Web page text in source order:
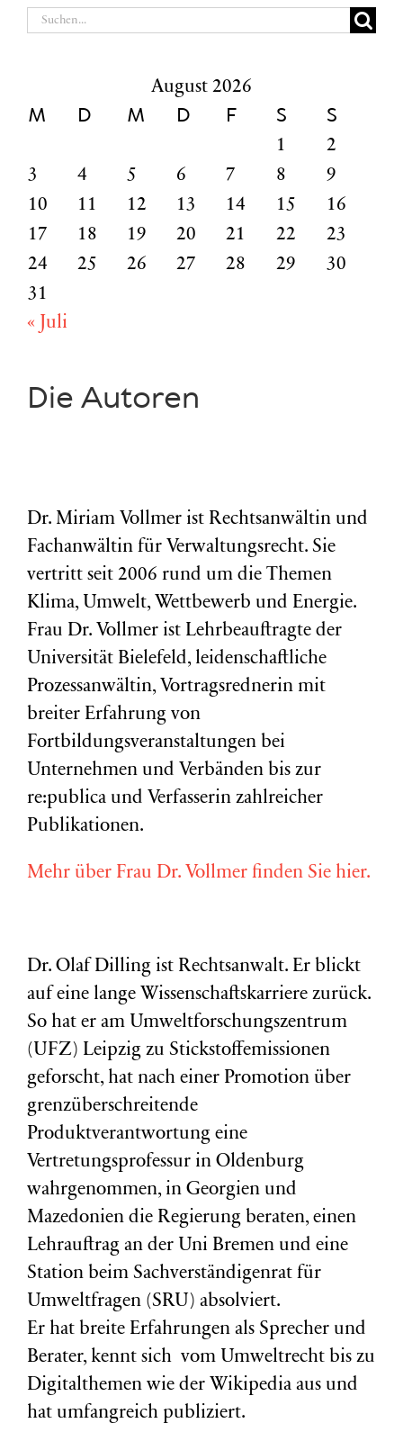
Suche
August 2026
M D M D F S S
1
2
3
4 5 6 7 8
9
10
11 12 13 14 15
16
17
18 19 20 21 22
23
24
25 26 27 28 29
30
31
« Juli
Die Autoren
Dr. Miriam Vollmer ist Rechtsanwältin und
Fachanwältin für Verwaltungsrecht. Sie
vertritt seit 2006 rund um die Themen
Klima, Umwelt, Wettbewerb und Energie.
Frau Dr. Vollmer ist Lehrbeauftragte der
Universität Bielefeld, leidenschaftliche
Prozessanwältin, Vortragsrednerin mit
breiter Erfahrung von
Fortbildungsveranstaltungen bei
Unternehmen und Verbänden bis zur
re:publica und Verfasserin zahlreicher
Publikationen.
Mehr über Frau Dr. Vollmer finden Sie hier.
Dr. Olaf Dilling ist Rechtsanwalt. Er blickt
auf eine lange Wissenschaftskarriere zurück.
So hat er am Umweltforschungszentrum
(UFZ) Leipzig zu Stickstoffemissionen
geforscht, hat nach einer Promotion über
grenzüberschreitende
Produktverantwortung eine
Vertretungsprofessur in Oldenburg
wahrgenommen, in Georgien und
Mazedonien die Regierung beraten, einen
Lehrauftrag an der Uni Bremen und eine
Station beim Sachverständigenrat für
Umweltfragen (SRU) absolviert.
Er hat breite Erfahrungen als Sprecher und
Berater, kennt sich vom Umweltrecht bis zu
Digitalthemen wie der Wikipedia aus und
hat umfangreich publiziert.